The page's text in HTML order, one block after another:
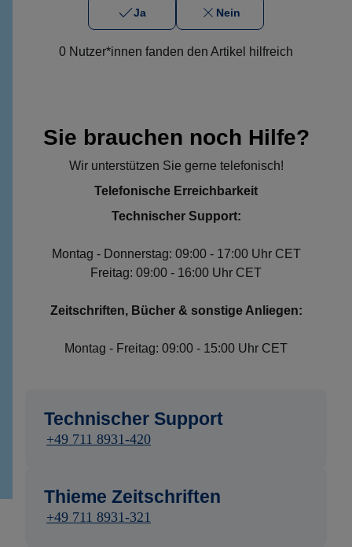
Ja Nein
0 Nutzer*innen fanden den Artikel hilfreich
Sie brauchen noch Hilfe?
Wir unterstützen Sie gerne telefonisch!
Telefonische Erreichbarkeit
Technischer Support:
Montag - Donnerstag: 09:00 - 17:00 Uhr CET
Freitag: 09:00 - 16:00 Uhr CET
Zeitschriften, Bücher & sonstige Anliegen:
Montag - Freitag: 09:00 - 15:00 Uhr CET
Technischer Support
+49 711 8931-420
Thieme Zeitschriften
+49 711 8931-321